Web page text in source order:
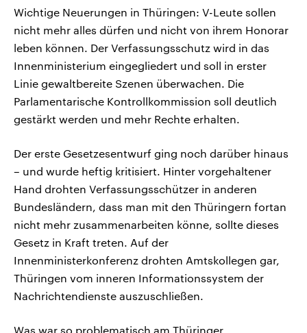
Wichtige Neuerungen in Thüringen: V-Leute sollen
nicht mehr alles dürfen und nicht von ihrem Honorar
leben können. Der Verfassungsschutz wird in das
Innenministerium eingegliedert und soll in erster
Linie gewaltbereite Szenen überwachen. Die
Parlamentarische Kontrollkommission soll deutlich
gestärkt werden und mehr Rechte erhalten.
Der erste Gesetzesentwurf ging noch darüber hinaus
– und wurde heftig kritisiert. Hinter vorgehaltener
Hand drohten Verfassungsschützer in anderen
Bundesländern, dass man mit den Thüringern fortan
nicht mehr zusammenarbeiten könne, sollte dieses
Gesetz in Kraft treten. Auf der
Innenministerkonferenz drohten Amtskollegen gar,
Thüringen vom inneren Informationssystem der
Nachrichtendienste auszuschließen.
Was war so problematisch am Thüringer